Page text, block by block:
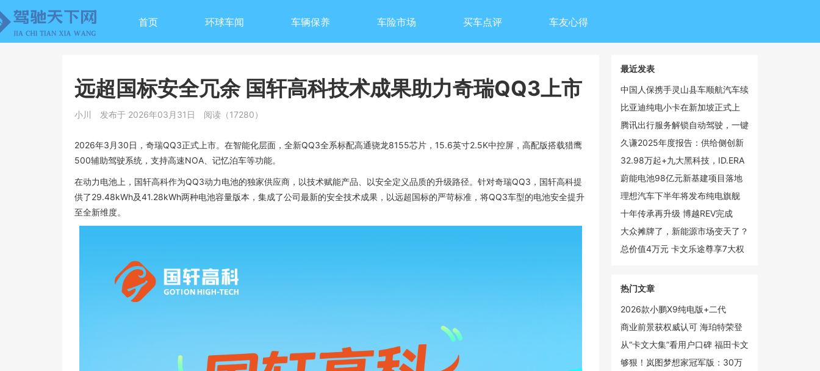
首页 环球车闻 车辆保养 车险市场 买车点评 车友心得
远超国标安全冗余 国轩高科技术成果助力奇瑞QQ3上市
小川 发布于 2026年03月31日 阅读（17280）
2026年3月30日，奇瑞QQ3正式上市。在智能化层面，全新QQ3全系标配高通骁龙8155芯片，15.6英寸2.5K中控屏，高配版搭载猎鹰
500辅助驾驶系统，支持高速NOA、记忆泊车等功能。
在动力电池上，国轩高科作为QQ3动力电池的独家供应商，以技术赋能产品、以安全定义品质的升级路径。针对奇瑞QQ3，国轩高科提
供了29.48kWh及41.28kWh两种电池容量版本，集成了公司最新的安全技术成果，以远超国标的严苛标准，将QQ3车型的电池安全提升
至全新维度。
最近发表
中国人保携手灵山县车顺航汽车续
保团购会
比亚迪纯电小卡在新加坡正式上
市，乘商市场双线领跑
腾讯出行服务解锁自动驾驶，一键
呼叫文远知行Robotaxi
久谦2025年度报告：供给侧创新
驱动手持智能影像市场倍增，大疆
以55%份额领跑全球
32.98万起+九大黑科技，ID.ERA
9X开始改合资的剧本了
蔚能电池98亿元新基建项目落地
武汉光谷，蔚来加码湖北新能源布
局
理想汽车下半年将发布纯电旗舰
SUV i9 覆盖20-50万元价格带
十年传承再升级 博越REV完成
100℃温差挑战彰显硬核增程实力
大众摊牌了，新能源市场变天了？
总价值4万元 卡文乐途尊享7大权
热门文章
2026款小鹏X9纯电版+二代
VLA，小鹏真正的“大杀器”
商业前景获权威认可 海珀特荣登
2025创新未来独角兽榜单
从“卡文大集”看用户口碑 福田卡文
汽车新春跑出真实力
够狠！岚图梦想家冠军版：30万